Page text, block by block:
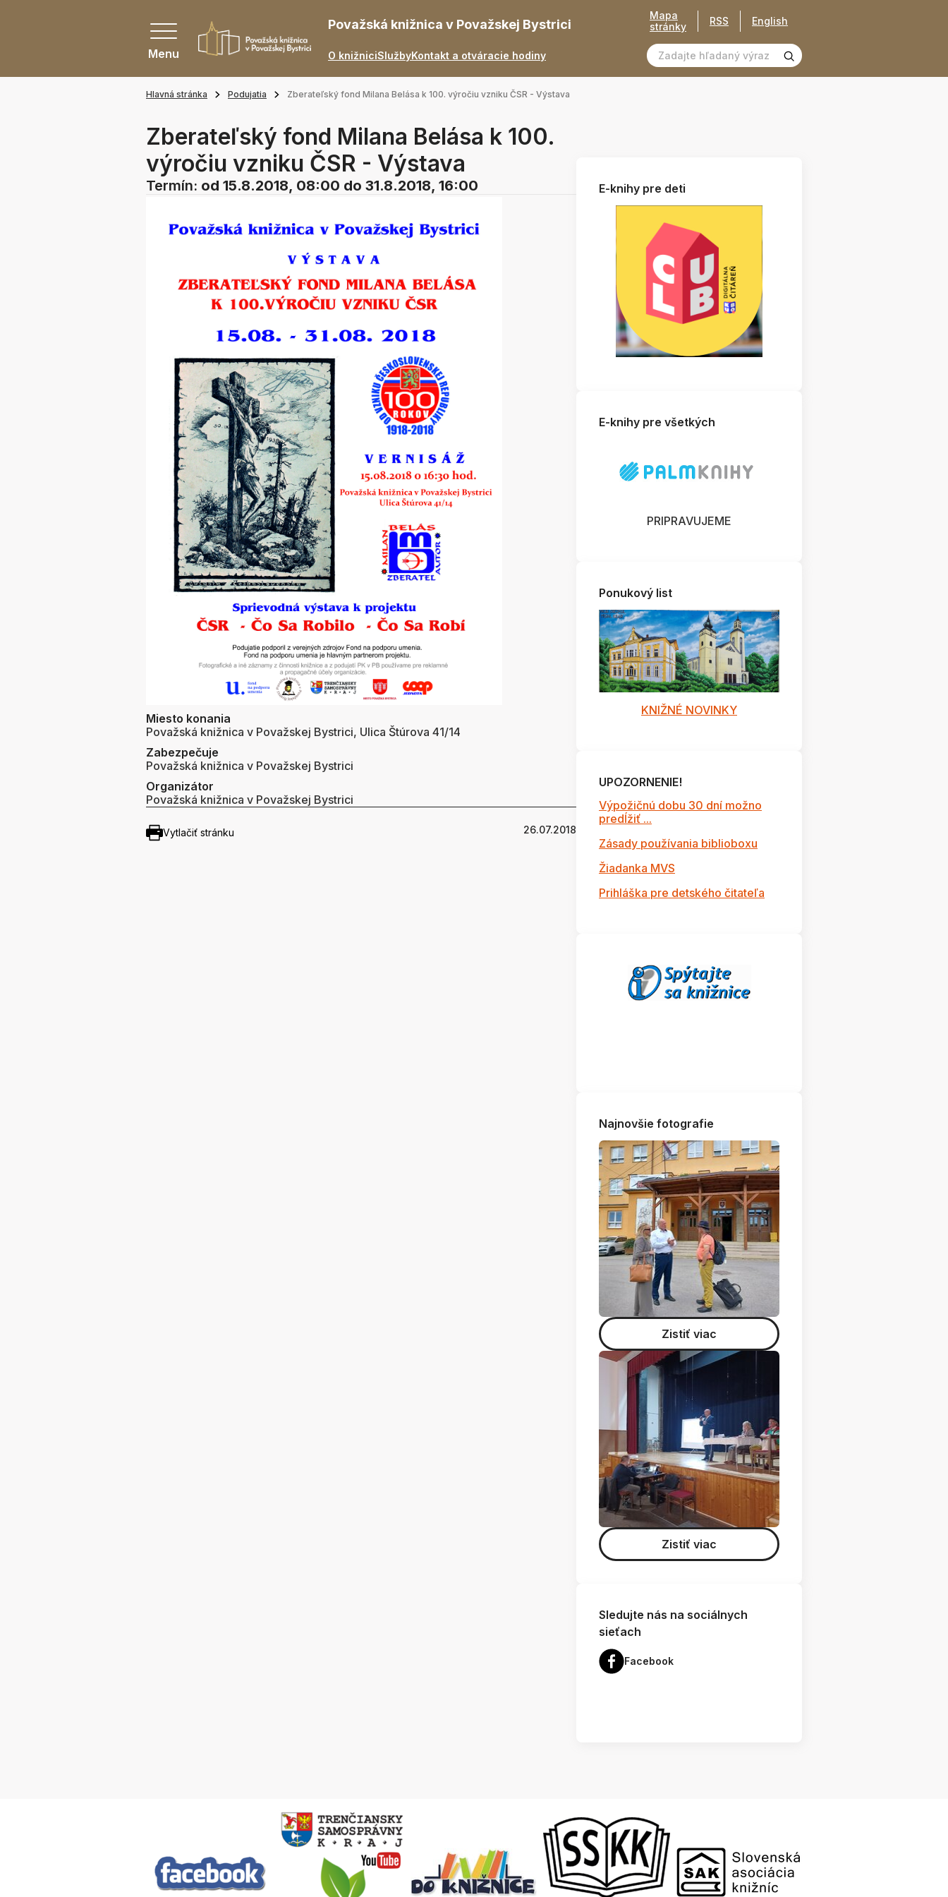
Menu
Považská knižnica v Považskej Bystrici
O knižniciSlužbyKontakt a otváracie hodiny
Mapa
stránky
RSS English
Hlavná stránka Podujatia Zberateľský fond Milana Belása k 100. výročiu vzniku ČSR - Výstava
Zberateľský fond Milana Belása k 100.
výročiu vzniku ČSR - Výstava
Termín: od 15.8.2018, 08:00 do 31.8.2018, 16:00
Miesto konania
Považská knižnica v Považskej Bystrici, Ulica Štúrova 41/14
Zabezpečuje
Považská knižnica v Považskej Bystrici
Organizátor
Považská knižnica v Považskej Bystrici
Vytlačiť stránku 26.07.2018
E-knihy pre deti
E-knihy pre všetkých
PRIPRAVUJEME
Ponukový list
KNIŽNÉ NOVINKY
UPOZORNENIE!
Výpožičnú dobu 30 dní možno
predĺžiť ...
Zásady používania biblioboxu
Žiadanka MVS
Prihláška pre detského čitateľa
Najnovšie fotografie
Zistiť viac
Zistiť viac
Sledujte nás na sociálnych
sieťach
Facebook